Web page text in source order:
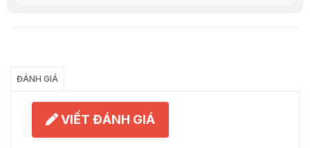
ĐÁNH GIÁ
VIẾT ĐÁNH GIÁ